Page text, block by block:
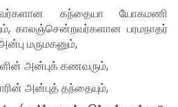
கந்தையா யோகமணி
, காலஞ்சென்றவர்களான பரமநாதர்
மருமகனும்,
அன்புக் கணவரும்,
அன்புத் தந்தையும்,